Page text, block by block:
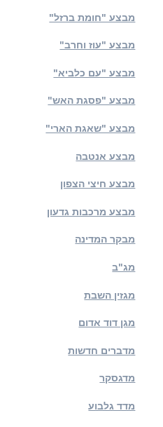
מבצע "חומת ברזל"
מבצע "עוז וחרב"
מבצע "עם כלביא"
מבצע "פסגת האש"
מבצע "שאגת הארי"
מבצע אנטבה
מבצע חיצי הצפון
מבצע מרכבות גדעון
מבקר המדינה
מג"ב
מגזין השבת
מגן דוד אדום
מדברים חדשות
מדגסקר
מדד גלבוע